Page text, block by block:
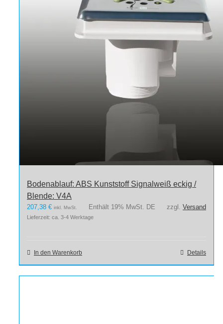
Bodenablauf: ABS Kunststoff Signalweiß eckig /
Blende: V4A
207,38 € inkl. MwSt. Enthält 19% MwSt. DE zzgl. Versand
Lieferzeit: ca. 3-4 Werktage
In den Warenkorb Details